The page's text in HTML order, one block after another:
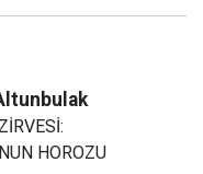
HOROZU